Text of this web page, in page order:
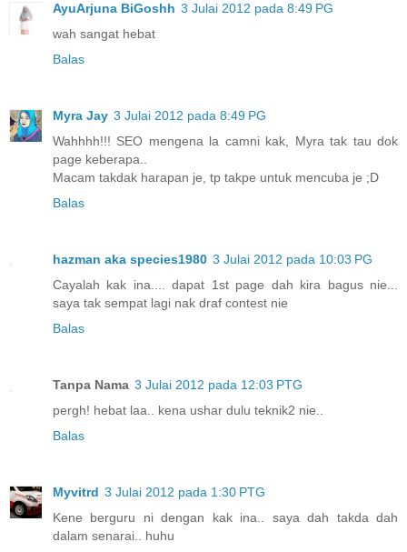
AyuArjuna BiGoshh 3 Julai 2012 pada 8:49 PG
wah sangat hebat
Balas
Myra Jay 3 Julai 2012 pada 8:49 PG
Wahhhh!!! SEO mengena la camni kak, Myra tak tau dok
page keberapa..
Macam takdak harapan je, tp takpe untuk mencuba je ;D
Balas
hazman aka species1980 3 Julai 2012 pada 10:03 PG
Cayalah kak ina.... dapat 1st page dah kira bagus nie...
saya tak sempat lagi nak draf contest nie
Balas
Tanpa Nama 3 Julai 2012 pada 12:03 PTG
pergh! hebat laa.. kena ushar dulu teknik2 nie..
Balas
Myvitrd 3 Julai 2012 pada 1:30 PTG
Kene berguru ni dengan kak ina.. saya dah takda dah
dalam senarai.. huhu